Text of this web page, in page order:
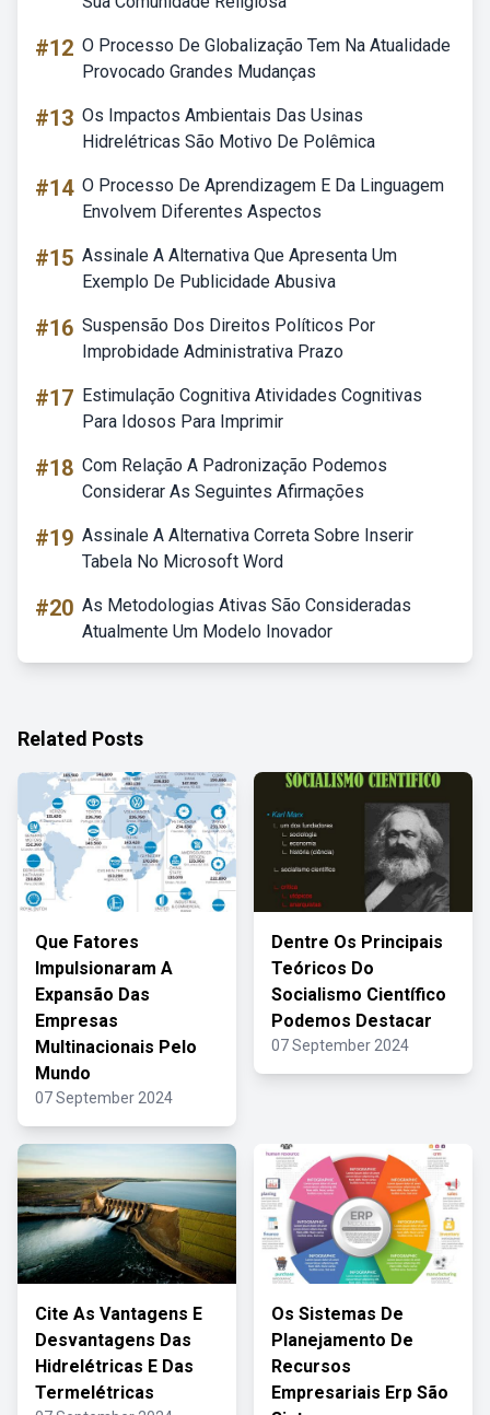
#12 O Processo De Globalização Tem Na Atualidade
Provocado Grandes Mudanças
#13 Os Impactos Ambientais Das Usinas
Hidrelétricas São Motivo De Polêmica
#14 O Processo De Aprendizagem E Da Linguagem
Envolvem Diferentes Aspectos
#15 Assinale A Alternativa Que Apresenta Um
Exemplo De Publicidade Abusiva
#16 Suspensão Dos Direitos Políticos Por
Improbidade Administrativa Prazo
#17 Estimulação Cognitiva Atividades Cognitivas
Para Idosos Para Imprimir
#18 Com Relação A Padronização Podemos
Considerar As Seguintes Afirmações
#19 Assinale A Alternativa Correta Sobre Inserir
Tabela No Microsoft Word
#20 As Metodologias Ativas São Consideradas
Atualmente Um Modelo Inovador
Related Posts
Que Fatores
Impulsionaram A
Expansão Das
Empresas
Multinacionais Pelo
Mundo
07 September 2024
Dentre Os Principais
Teóricos Do
Socialismo Científico
Podemos Destacar
07 September 2024
Cite As Vantagens E
Desvantagens Das
Hidrelétricas E Das
Termelétricas
Os Sistemas De
Planejamento De
Recursos
Empresariais Erp São